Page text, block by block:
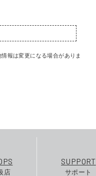
報は変更になる場合がありま
店
SUPPORT
サポート